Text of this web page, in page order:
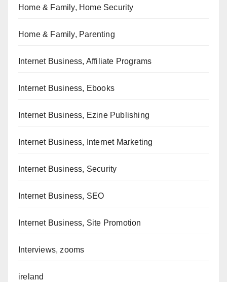
Home & Family, Home Security
Home & Family, Parenting
Internet Business, Affiliate Programs
Internet Business, Ebooks
Internet Business, Ezine Publishing
Internet Business, Internet Marketing
Internet Business, Security
Internet Business, SEO
Internet Business, Site Promotion
Interviews, zooms
ireland